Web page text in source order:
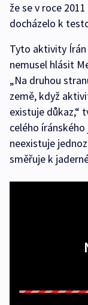
že se v roce
docházelo k
Tyto aktivity
nemusel hlásit
„Na druhou
země, když
existuje důkaz,“
celého
neexistuje
směřuje k